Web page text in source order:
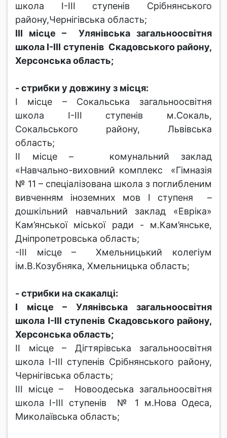
школа І-ІІІ ступенів Срібнянського
району,Чернігівська область;
ІІІ місце – Улянівська загальноосвітня
школа І-ІІІ ступенів Скадовського району,
Херсонська область;
- стрибки у довжину з місця:
І місце – Сокальська загальноосвітня
школа І-ІІІ ступенів м.Сокаль,
Сокальського району, Львівська
область;
ІІ місце – комунальний заклад
«Навчально-виховний комплекс «Гімназія
№ 11 – спеціалізована школа з поглибленим
вивченням іноземних мов І ступеня –
дошкільний навчальний заклад «Евріка»
Кам’янської міської ради - м.Кам’янське,
Дніпропетровська область;
-ІІІ місце – Хмельницький колегіум
ім.В.Козубняка, Хмельницька область;
- стрибки на скакалці:
І місце – Улянівська загальноосвітня
школа І-ІІІ ступенів Скадовського району,
Херсонська область;
ІІ місце – Дігтярівська загальноосвітня
школа І-ІІІ ступенів Срібнянського району,
Чернігівська область;
ІІІ місце – Новоодеська загальноосвітня
школа І-ІІІ ступенів № 1 м.Нова Одеса,
Миколаївська область;